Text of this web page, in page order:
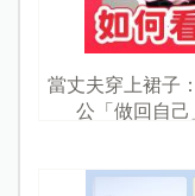
當丈夫穿上裙子
公「做回自